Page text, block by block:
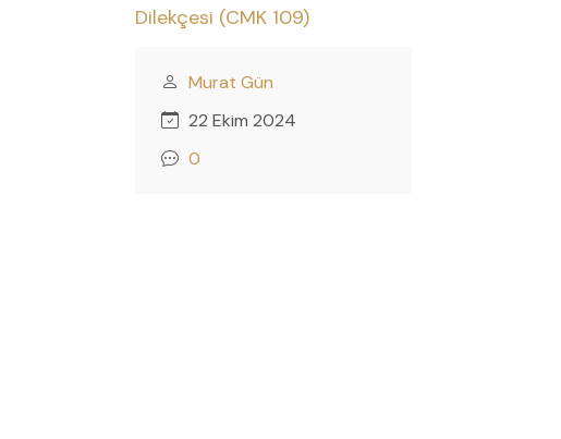
Dilekçesi (CMK 109)
Murat Gün
22 Ekim 2024
0